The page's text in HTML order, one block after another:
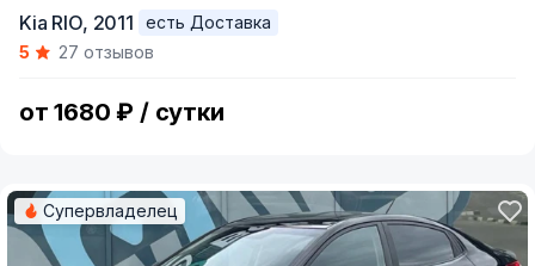
of
Kia RIO, 2011
есть Доставка
5
27 отзывов
от 1680 ₽ / сутки
Супервладелец